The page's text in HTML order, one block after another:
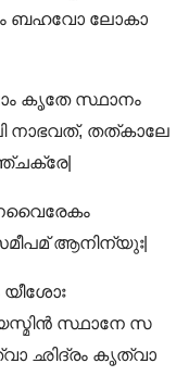
ബഹവോ ലോകാ
കൃതേ സ്ഥാനം
നാഭവത്, തത്കാലേ
ആനിന്യുഃ|
സ്ഥാനേ സ
ഛിദ്രം കൃത്വാ